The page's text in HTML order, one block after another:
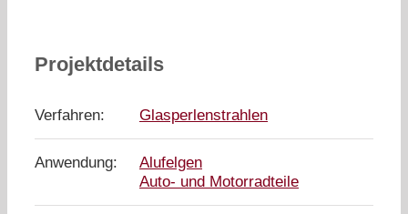
Projektdetails
Verfahren: Glasperlenstrahlen
Anwendung:
Alufelgen
Auto- und Motorradteile